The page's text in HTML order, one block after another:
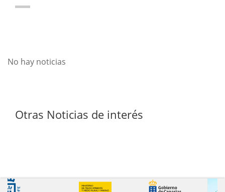
No hay noticias
Otras Noticias de interés